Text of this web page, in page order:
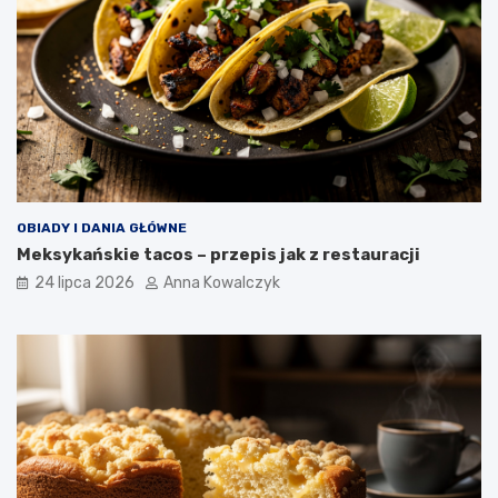
OBIADY I DANIA GŁÓWNE
Meksykańskie tacos – przepis jak z restauracji
24 lipca 2026 Anna Kowalczyk